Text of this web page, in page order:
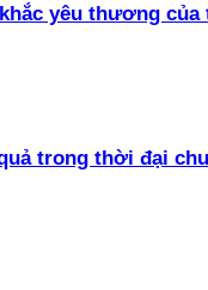
yêu thương của
trong thời đại